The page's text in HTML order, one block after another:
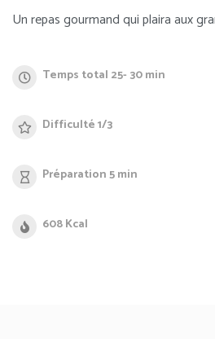
Un repas gourmand qui plaira aux
Temps total 25- 30 min
Difficulté 1/3
Préparation 5 min
608 Kcal